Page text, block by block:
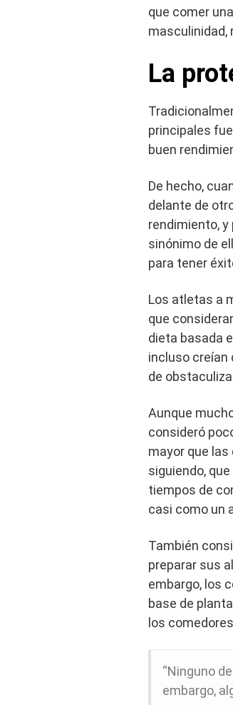
que comer
masculinidad,
La
principales
buen
De hecho,
delante de
rendimiento,
sinónimo de
para tener
Los atletas a
que
dieta basada
incluso creían
de
Aunque
consideró
mayor que
siguiendo,
tiempos de
casi como un
También
preparar sus
embargo, los
base de
los
“Ninguno
embargo,